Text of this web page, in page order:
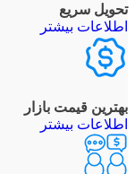
تحویل سریع
اطلاعات بیشتر
بهترین قیمت بازار
اطلاعات بیشتر